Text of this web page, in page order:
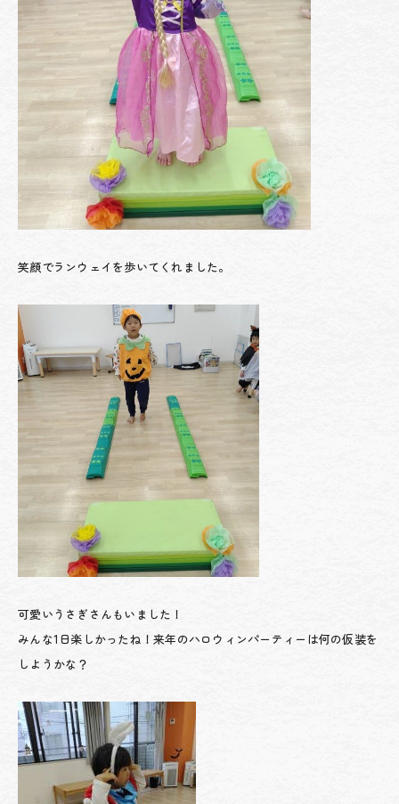
笑顔でランウェイを歩いてくれました。
可愛いうさぎさんもいました！
みんな1日楽しかったね！来年のハロウィンパーティーは何の仮装を
しようかな？